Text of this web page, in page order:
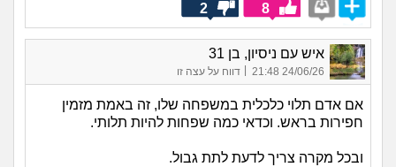
8
2
איש עם ניסיון, בן 31
24/06/26 21:48 דווח על עצה זו
אם אדם תלוי כלכלית במשפחה שלו, זה באמת מזמין
חפירות בראש. וכדאי כמה שפחות להיות תלותי.
ובכל מקרה צריך לדעת לתת גבול.